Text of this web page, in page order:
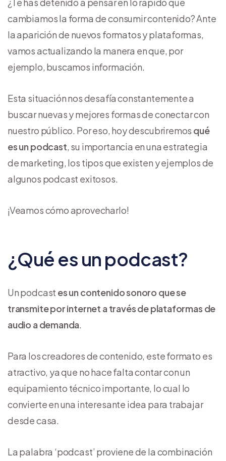
cambiamos la forma de consumir contenido? Ante
la aparición de nuevos formatos y plataformas,
vamos actualizando la manera en que, por
ejemplo, buscamos información.
Esta situación nos desafía constantemente a
buscar nuevas y mejores formas de conectar con
nuestro público. Por eso, hoy descubriremos qué
es un podcast, su importancia en una estrategia
de marketing, los tipos que existen y ejemplos de
algunos podcast exitosos.
¡Veamos cómo aprovecharlo!
¿Qué es un podcast?
Un podcast es un contenido sonoro que se
transmite por internet a través de plataformas de
audio a demanda.
Para los creadores de contenido, este formato es
atractivo, ya que no hace falta contar con un
equipamiento técnico importante, lo cual lo
convierte en una interesante idea para trabajar
desde casa.
La palabra ‘podcast’ proviene de la combinación